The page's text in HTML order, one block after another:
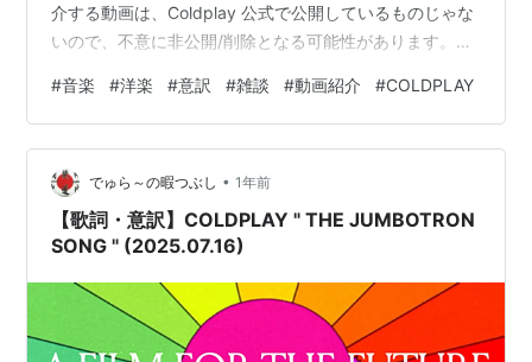
介する動画は、Coldplay 公式で公開しているものじゃな
いので、不意に非公開/削除となる可能性があります。
詞：Chris Martin 作 曲：Chris Martin 収録日 ：Coldplay
"Music Of The Spheres" World Tour 2025年6月10日 …
#音楽 #洋楽 #意訳 #雑談 #動画紹介 #COLDPLAY
でゅら～の暇つぶし • 1年前
【歌詞・意訳】COLDPLAY " THE JUMBOTRON
SONG " (2025.07.16)